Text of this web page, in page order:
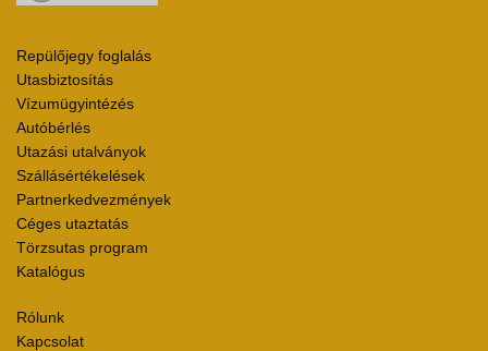
Repülőjegy foglalás
Utasbiztosítás
Vízumügyintézés
Autóbérlés
Utazási utalványok
Szállásértékelések
Partnerkedvezmények
Céges utaztatás
Törzsutas program
Katalógus
Rólunk
Kapcsolat